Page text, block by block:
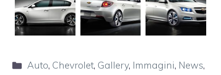
Categorie
Auto, Chevrolet, Gallery, Immagini, News,